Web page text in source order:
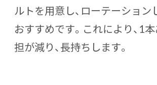
ルトを用意し、ローテーション
おすすめです。これにより、1
担が減り、長持ちします。